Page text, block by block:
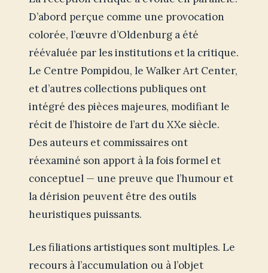
D’abord perçue comme une provocation
colorée, l’œuvre d’Oldenburg a été
réévaluée par les institutions et la critique.
Le Centre Pompidou, le Walker Art Center,
et d’autres collections publiques ont
intégré des pièces majeures, modifiant le
récit de l’histoire de l’art du XXe siècle.
Des auteurs et commissaires ont
réexaminé son apport à la fois formel et
conceptuel — une preuve que l’humour et
la dérision peuvent être des outils
heuristiques puissants.
Les filiations artistiques sont multiples. Le
recours à l’accumulation ou à l’objet